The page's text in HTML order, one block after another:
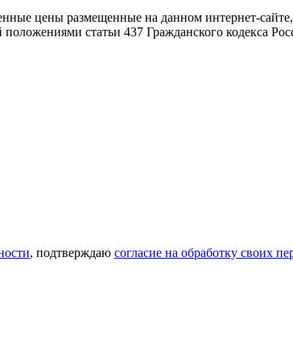
цены размещенные на данном интернет-
статьи 437 Гражданского кодекса
, подтверждаю согласие на обработку своих